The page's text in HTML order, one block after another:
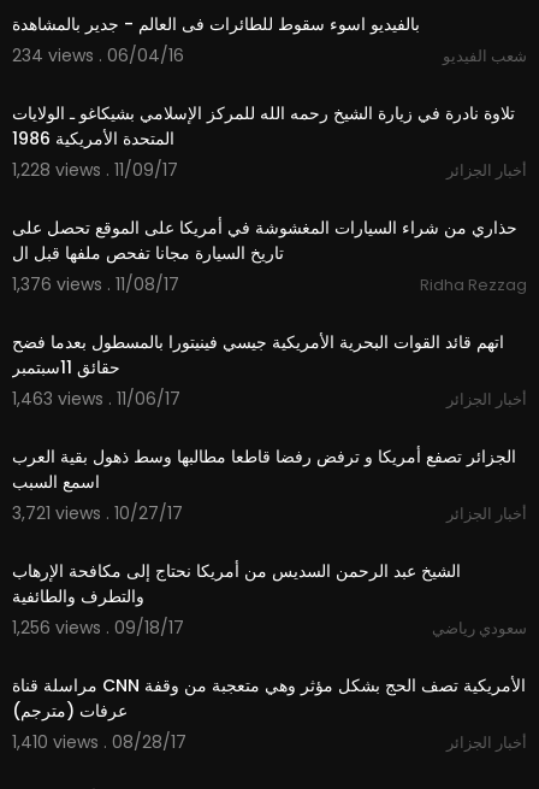
بالفيديو اسوء سقوط للطائرات فى العالم - جدير بالمشاهدة
234 views . 06/04/16
شعب الفيديو
تلاوة نادرة في زيارة الشيخ رحمه الله للمركز الإسلامي بشيكاغو ـ الولايات
المتحدة الأمريكية 1986
1,228 views . 11/09/17
أخبار الجزائر
حذاري من شراء السيارات المغشوشة في أمريكا على الموقع تحصل على
تاريخ السيارة مجانا تفحص ملفها قبل ال
1,376 views . 11/08/17
Ridha Rezzag
اتهم قائد القوات البحرية الأمريكية جيسي فينيتورا بالمسطول بعدما فضح
حقائق 11سبتمبر
1,463 views . 11/06/17
أخبار الجزائر
الجزائر تصفع أمريكا و ترفض رفضا قاطعا مطالبها وسط ذهول بقية العرب
اسمع السبب
3,721 views . 10/27/17
أخبار الجزائر
الشيخ عبد الرحمن السديس من أمريكا نحتاج إلى مكافحة الإرهاب
والتطرف والطائفية
1,256 views . 09/18/17
سعودي رياضي
مراسلة قناة CNN الأمريكية تصف الحج بشكل مؤثر وهي متعجبة من وقفة
عرفات (مترجم)
1,410 views . 08/28/17
أخبار الجزائر